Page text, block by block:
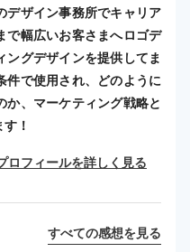
デザイン事務所でキャリア
で幅広いお客さまへロゴデ
グデザインを提供してま
件で使用され、どのように
、マーケティング戦略と
！
ロフィールを詳しく見る
すべての感想を見る